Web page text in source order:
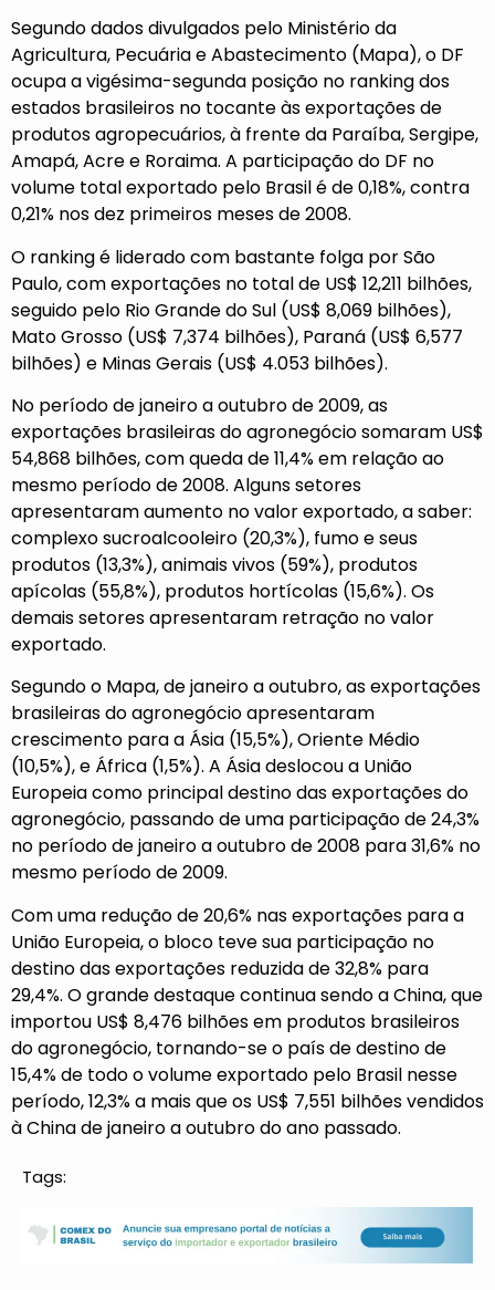
Segundo dados divulgados pelo Ministério da
Agricultura, Pecuária e Abastecimento (Mapa), o DF
ocupa a vigésima-segunda posição no ranking dos
estados brasileiros no tocante às exportações de
produtos agropecuários, à frente da Paraíba, Sergipe,
Amapá, Acre e Roraima. A participação do DF no
volume total exportado pelo Brasil é de 0,18%, contra
0,21% nos dez primeiros meses de 2008.
O ranking é liderado com bastante folga por São
Paulo, com exportações no total de US$ 12,211 bilhões,
seguido pelo Rio Grande do Sul (US$ 8,069 bilhões),
Mato Grosso (US$ 7,374 bilhões), Paraná (US$ 6,577
bilhões) e Minas Gerais (US$ 4.053 bilhões).
No período de janeiro a outubro de 2009, as
exportações brasileiras do agronegócio somaram US$
54,868 bilhões, com queda de 11,4% em relação ao
mesmo período de 2008. Alguns setores
apresentaram aumento no valor exportado, a saber:
complexo sucroalcooleiro (20,3%), fumo e seus
produtos (13,3%), animais vivos (59%), produtos
apícolas (55,8%), produtos hortícolas (15,6%). Os
demais setores apresentaram retração no valor
exportado.
Segundo o Mapa, de janeiro a outubro, as exportações
brasileiras do agronegócio apresentaram
crescimento para a Ásia (15,5%), Oriente Médio
(10,5%), e África (1,5%). A Ásia deslocou a União
Europeia como principal destino das exportações do
agronegócio, passando de uma participação de 24,3%
no período de janeiro a outubro de 2008 para 31,6% no
mesmo período de 2009.
Com uma redução de 20,6% nas exportações para a
União Europeia, o bloco teve sua participação no
destino das exportações reduzida de 32,8% para
29,4%. O grande destaque continua sendo a China, que
importou US$ 8,476 bilhões em produtos brasileiros
do agronegócio, tornando-se o país de destino de
15,4% de todo o volume exportado pelo Brasil nesse
período, 12,3% a mais que os US$ 7,551 bilhões vendidos
à China de janeiro a outubro do ano passado.
Tags: